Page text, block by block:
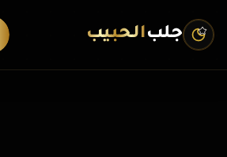
جلبالحبيب